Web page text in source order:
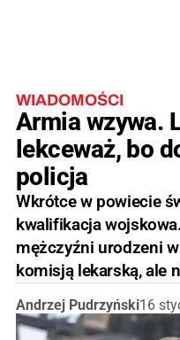
WIADOMOŚCI
Armia wzywa.
lekceważ, bo
policja
Wkrótce w powiecie
kwalifikacja
mężczyźni urodzeni
komisją lekarską, ale
Andrzej Pudrzyński16